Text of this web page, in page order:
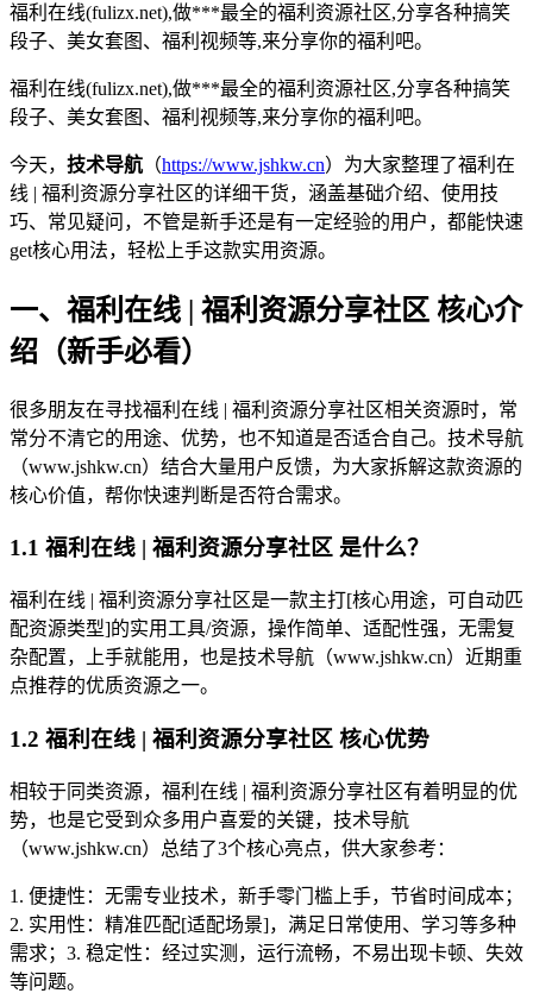
福利在线(fulizx.net),做***最全的福利资源社区,分享各种搞笑
段子、美女套图、福利视频等,来分享你的福利吧。
福利在线(fulizx.net),做***最全的福利资源社区,分享各种搞笑
段子、美女套图、福利视频等,来分享你的福利吧。
今天， 技术导航 （https://www.jshkw.cn）为大家整理了福利在
线 | 福利资源分享社区的详细干货，涵盖基础介绍、使用技
巧、常见疑问，不管是新手还是有一定经验的用户，都能快速
get核心用法，轻松上手这款实用资源。
一、福利在线 | 福利资源分享社区 核心介
绍（新手必看）
很多朋友在寻找福利在线 | 福利资源分享社区相关资源时，常
常分不清它的用途、优势，也不知道是否适合自己。技术导航
（www.jshkw.cn）结合大量用户反馈，为大家拆解这款资源的
核心价值，帮你快速判断是否符合需求。
1.1 福利在线 | 福利资源分享社区 是什么？
福利在线 | 福利资源分享社区是一款主打[核心用途，可自动匹
配资源类型]的实用工具/资源，操作简单、适配性强，无需复
杂配置，上手就能用，也是技术导航（www.jshkw.cn）近期重
点推荐的优质资源之一。
1.2 福利在线 | 福利资源分享社区 核心优势
相较于同类资源，福利在线 | 福利资源分享社区有着明显的优
势，也是它受到众多用户喜爱的关键，技术导航
（www.jshkw.cn）总结了3个核心亮点，供大家参考：
1. 便捷性：无需专业技术，新手零门槛上手，节省时间成本；
2. 实用性：精准匹配[适配场景]，满足日常使用、学习等多种
需求；3. 稳定性：经过实测，运行流畅，不易出现卡顿、失效
等问题。